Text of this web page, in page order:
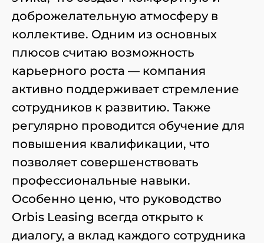
доброжелательную атмосферу в
коллективе. Одним из основных
плюсов считаю возможность
карьерного роста — компания
активно поддерживает стремление
сотрудников к развитию. Также
регулярно проводится обучение для
повышения квалификации, что
позволяет совершенствовать
профессиональные навыки.
Особенно ценю, что руководство
Orbis Leasing всегда открыто к
диалогу, а вклад каждого сотрудника